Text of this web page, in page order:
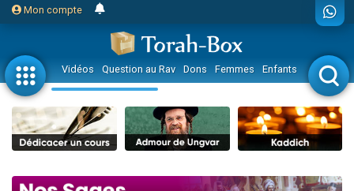
Mon compte
Vidéos Question au Rav Dons Femmes Enfants Etude sur